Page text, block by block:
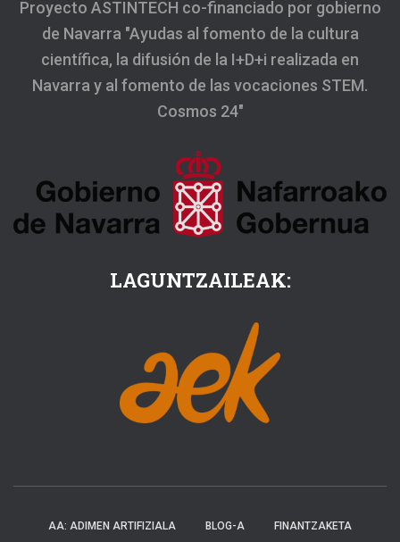
Proyecto ASTINTECH co-financiado por gobierno
de Navarra "Ayudas al fomento de la cultura
científica, la difusión de la I+D+i realizada en
Navarra y al fomento de las vocaciones STEM.
Cosmos 24"
LAGUNTZAILEAK:
AA: ADIMEN ARTIFIZIALA BLOG-A FINANTZAKETA